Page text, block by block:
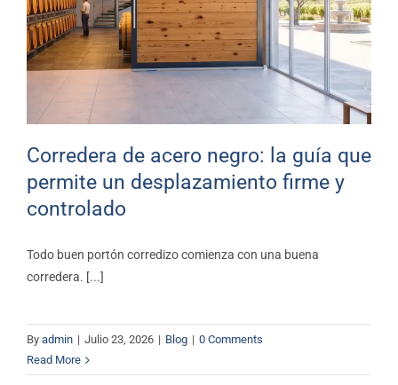
que permite un desplazamiento
firme y controlado
Blog
Corredera de acero negro: la guía que
permite un desplazamiento firme y
controlado
Todo buen portón corredizo comienza con una buena
corredera. [...]
By admin | Julio 23, 2026 | Blog | 0 Comments
Read More